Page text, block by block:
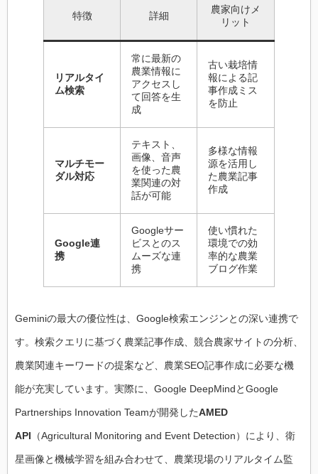
特徴 詳細
農家 向けメ
リット
リアルタイ
ム検索
常に最新の
農業情報に
アクセスし
て回答を生
成
古い栽培情
報による記
事作成ミス
を防止
マルチモー
ダル対応
テキスト、
画像、音声
を使った農
業関連の対
話が可能
多様な情報
源を活用し
た農業記事
作成
Google 連
携
Google サー
ビスとのス
ムーズな連
携
使い慣れた
環境での効
率的な農業
ブログ作業
Gemini の最大の優位性は、Google検索エンジンとの深い連携で
す。検索クエリに基づく農業記事作成、競合農家サイトの分析、
農業関連キーワードの提案など、農業SEO記事作成に必要な機
能が充実しています。実際に、Google DeepMindとGoogle
Partnerships Innovation Teamが開発したAMED
API （Agricultural Monitoring and Event Detection）により、衛
星画像と機械学習を組み合わせて、農業現場のリアルタイム監